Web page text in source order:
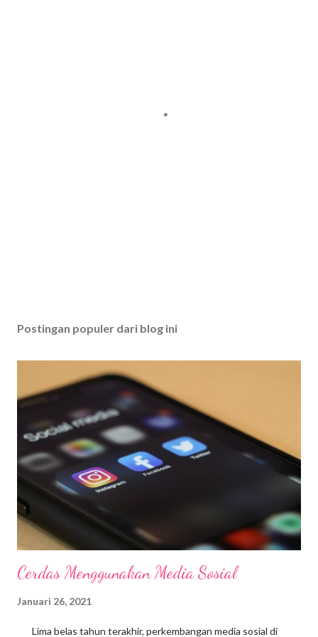
Postingan populer dari blog ini
Cerdas Menggunakan Media Sosial
Januari 26, 2021
Lima belas tahun terakhir, perkembangan media sosial di